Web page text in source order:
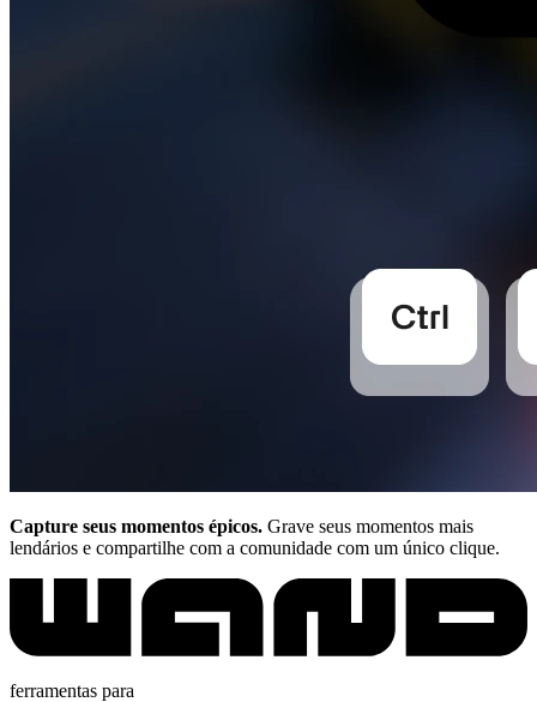
Capture seus momentos épicos. Grave seus momentos mais
lendários e compartilhe com a comunidade com um único clique.
ferramentas para